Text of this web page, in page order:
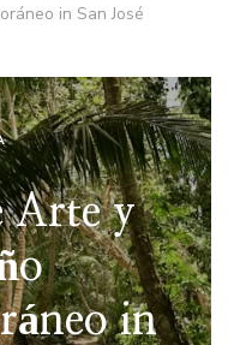
in San José
Arte y
in